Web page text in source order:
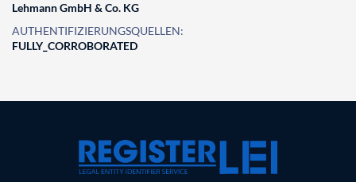
Lehmann GmbH & Co. KG
AUTHENTIFIZIERUNGSQUELLEN:
FULLY_CORROBORATED